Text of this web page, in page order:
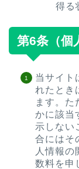
得る
第6条（個
当サイト
れたとき
ます。た
かに該当
示しない
合にはそ
人情報
数料を申